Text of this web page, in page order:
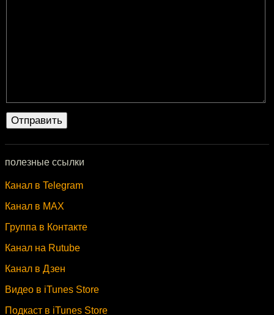
полезные ссылки
Канал в Telegram
Канал в MAX
Группа в Контакте
Канал на Rutube
Канал в Дзен
Видео в iTunes Store
Подкаст в iTunes Store